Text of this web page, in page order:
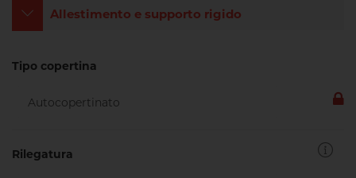
Allestimento e supporto rigido
Tipo copertina
Rilegatura